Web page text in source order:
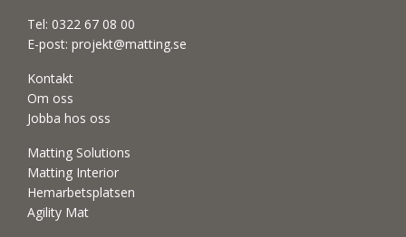
Tel: 0322 67 08 00
E-post: projekt@matting.se
Kontakt
Om oss
Jobba hos oss
Matting Solutions
Matting Interior
Hemarbetsplatsen
Agility Mat